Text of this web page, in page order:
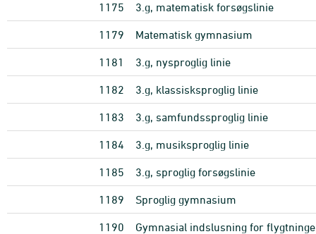
1175 3.g, matematisk forsøgslinie
1179 Matematisk gymnasium
1181 3.g, nysproglig linie
1182 3.g, klassisksproglig linie
1183 3.g, samfundssproglig linie
1184 3.g, musiksproglig linie
1185 3.g, sproglig forsøgslinie
1189 Sproglig gymnasium
1190 Gymnasial indslusning for flygtninge